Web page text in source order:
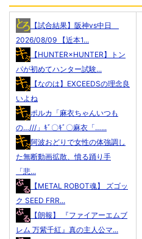
【試合結果】阪神vs中日
2026/08/09 【近本1...
【HUNTER×HUNTER】トン
パが初めてハンター試験...
【なのは】EXCEEDSの理念良
いよね
ポルカ「麻衣ちゃんいつも
の…///」ｷﾞ〇ｷﾞ〇麻衣「…...
阿波おどりで女性の体強調し
た無断動画拡散、憤る踊り手
「悲...
【METAL ROBOT魂】 ズゴッ
ク SEED FRR...
【朗報】 『ファイアーエムブ
レム 万紫千紅』真の主人公マ...